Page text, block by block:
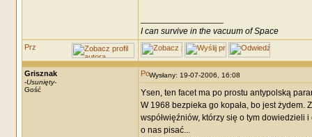
I can survive in the vacuum of Space
Grisznak
-Usunięty-
Gość
Wysłany: 19-07-2006, 16:08
Ysen, ten facet ma po prostu antypolską
W 1968 bezpieka go kopała, bo jest żydem.
współwięźniów, którzy się o tym dowiedzieli
o nas pisać...